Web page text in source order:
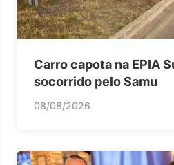
Carro capota na EPIA
socorrido pelo Samu
08/08/2026